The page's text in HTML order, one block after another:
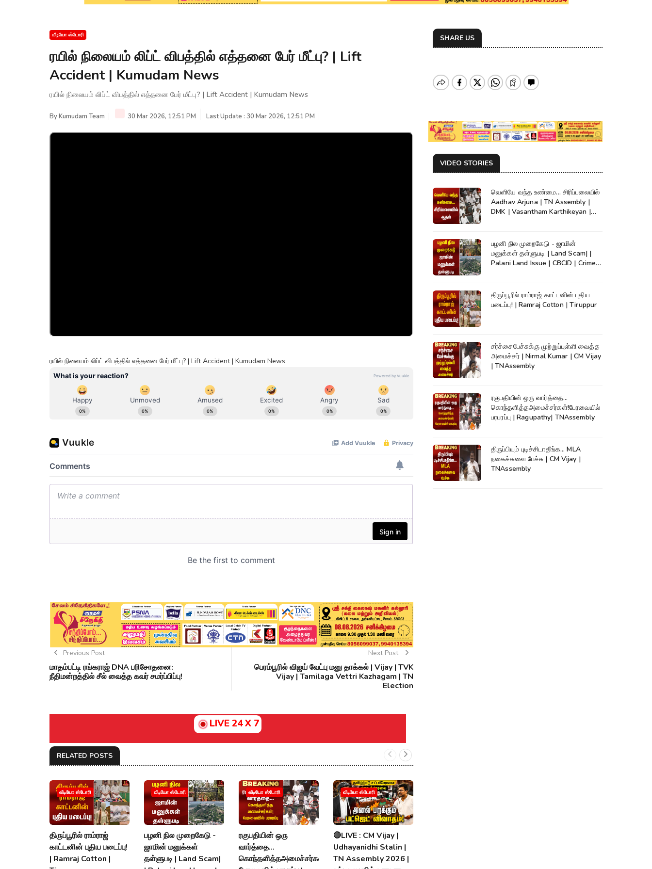
வீடியோ ஸ்டோரி
ரயில் நிலையம் லிப்ட் விபத்தில் எத்தனை பேர் மீட்பு? | Lift
Accident | Kumudam News
ரயில் நிலையம் லிப்ட் விபத்தில் எத்தனை பேர் மீட்பு? | Lift Accident | Kumudam News
ByKumudam Team 30 Mar 2026, 12:51 PM Last Update : 30 Mar 2026, 12:51 PM
ரயில் நிலையம் லிப்ட் விபத்தில் எத்தனை பேர் மீட்பு? | Lift Accident | Kumudam News
Previous Post
மாதம்பட்டி ரங்கராஜ் DNA பரிசோதனை:
நீதிமன்றத்தில் சீல் வைத்த கவர் சமர்ப்பிப்பு!
Next Post
பெரம்பூரில் விஜய் வேட்பு மனு தாக்கல் | Vijay | TVK
Vijay | Tamilaga Vettri Kazhagam | TN
Election
LIVE 24 X 7
RELATED POSTS
வீடியோ ஸ்டோரி
திருப்பூரில் ராம்ராஜ்
காட்டனின் புதிய படைப்பு!
| Ramraj Cotton |
வீடியோ ஸ்டோரி
பழனி நில முறைகேடு -
ஜாமின் மனுக்கள்
தள்ளுபடி | Land Scam|
வீடியோ ஸ்டோரி
ரகுபதியின் ஒரு
வார்த்தை...
கொந்தளித்தஅமைச்சர்கள்!
வீடியோ ஸ்டோரி
🔴LIVE : CM Vijay |
Udhayanidhi Stalin |
TN Assembly 2026 |
SHARE US
VIDEO STORIES
வெளியே வந்த உண்மை... சிரிப்பலையில்
Aadhav Arjuna | TN Assembly |
DMK | Vasantham Karthikeyan |
பழனி நில முறைகேடு - ஜாமின்
மனுக்கள் தள்ளுபடி | Land Scam| |
Palani Land Issue | CBCID | Crime
திருப்பூரில் ராம்ராஜ் காட்டனின் புதிய
படைப்பு! | Ramraj Cotton | Tiruppur
சர்ச்சைபேச்சுக்கு முற்றுப்புள்ளி வைத்த
அமைச்சர் | Nirmal Kumar | CM Vijay
| TNAssembly
ரகுபதியின் ஒரு வார்த்தை...
கொந்தளித்தஅமைச்சர்கள்!பேரவையில்
பரபரப்பு | Ragupathy| TNAssembly
திருப்பியும் புடிச்சிடாதீங்க... MLA
நகைச்சுவை பேச்சு | CM Vijay |
TNAssembly